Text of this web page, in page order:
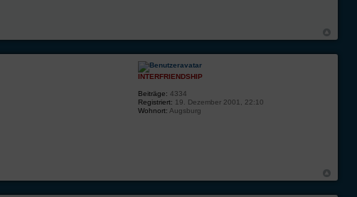
INTERFRIENDSHIP
Beiträge: 4334
Registriert: 19. Dezember 2001, 22:10
Wohnort: Augsburg